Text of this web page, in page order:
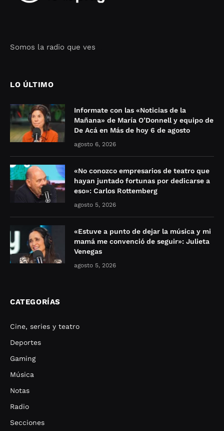
Somos la radio que ves
LO ÚLTIMO
Informate con las «Noticias de la
Mañana» de María O’Donnell y equipo de
De Acá en Más de hoy 6 de agosto
agosto 6, 2026
«No conozco empresarios de teatro que
hayan juntado fortunas por dedicarse a
eso»: Carlos Rottemberg
agosto 5, 2026
«Estuve a punto de dejar la música y mi
mamá me convenció de seguir»: Julieta
Venegas
agosto 5, 2026
CATEGORÍAS
Cine, series y teatro
Deportes
Gaming
Música
Notas
Radio
Secciones